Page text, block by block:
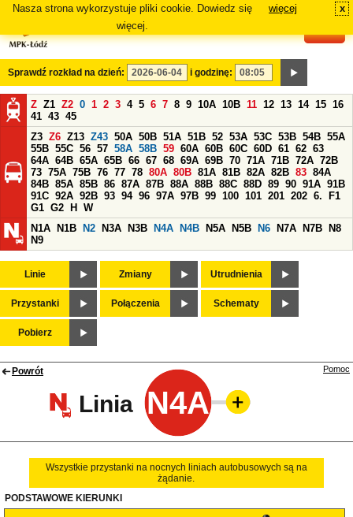
Nasza strona wykorzystuje pliki cookie. Dowiedz się
więcej.
więcej x
Sprawdź rozkład na dzień: i godzinę:
Z Z1 Z2 0 1 2 3 4 5 6 7 8 9 10A 10B 11 12 13 14 15 16
41 43 45
Z3 Z6 Z13 Z43 50A 50B 51A 51B 52 53A 53C 53B 54B 55A
55B 55C 56 57 58A 58B 59 60A 60B 60C 60D 61 62 63
64A 64B 65A 65B 66 67 68 69A 69B 70 71A 71B 72A 72B
73 75A 75B 76 77 78 80A 80B 81A 81B 82A 82B 83 84A
84B 85A 85B 86 87A 87B 88A 88B 88C 88D 89 90 91A 91B
91C 92A 92B 93 94 96 97A 97B 99 100 101 201 202 6.
F1
G1 G2 H
W
N1A
N1B N2 N3A N3B N4A N4B N5A N5B N6 N7A N7B
N8
N9
Linie Zmiany Utrudnienia
Przystanki Połączenia Schematy
Pobierz
Powrót
Linia N4A
Pomoc
Wszystkie przystanki na nocnych liniach autobusowych są na
żądanie.
PODSTAWOWE KIERUNKI